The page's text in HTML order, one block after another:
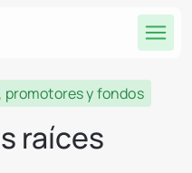
promotores y fondos
raíces